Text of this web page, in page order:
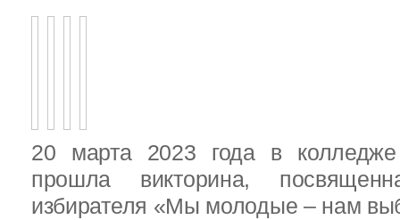
20 марта 2023 года в колледже
прошла викторина,
избирателя «Мы молодые – нам